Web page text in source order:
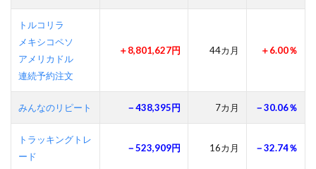
トルコリラ
メキシコペソ
アメリカドル
連続予約注文
＋8,801,627円 44カ月 ＋6.00％
みんなのリピート －438,395円 7カ月 －30.06％
トラッキングトレ
ード
－523,909円 16カ月 －32.74％